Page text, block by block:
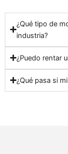
¿Qué tipo de
industria?
¿Puedo rentar
¿Qué pasa si